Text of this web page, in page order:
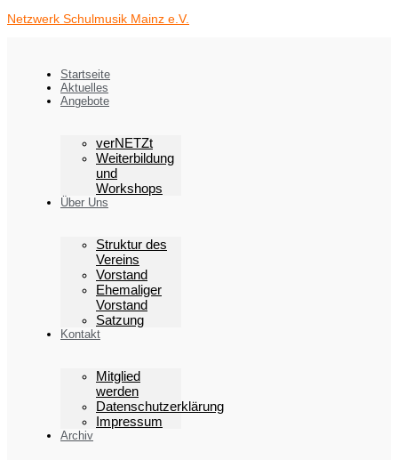
Inhalt
Netzwerk Schulmusik Mainz e.V.
Startseite
Aktuelles
Angebote
verNETZt
Weiterbildung
und
Workshops
Über Uns
Struktur des
Vereins
Vorstand
Ehemaliger
Vorstand
Satzung
Kontakt
Mitglied
werden
Datenschutzerklärung
Impressum
Archiv